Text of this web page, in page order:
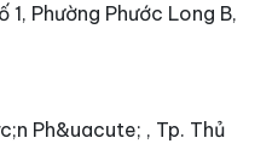
Phường Phước Long B,
Ph&uacute; , Tp. Thủ